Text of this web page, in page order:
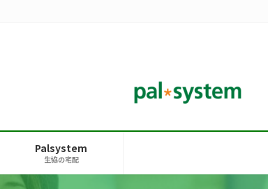
Palsystem
生協の宅配